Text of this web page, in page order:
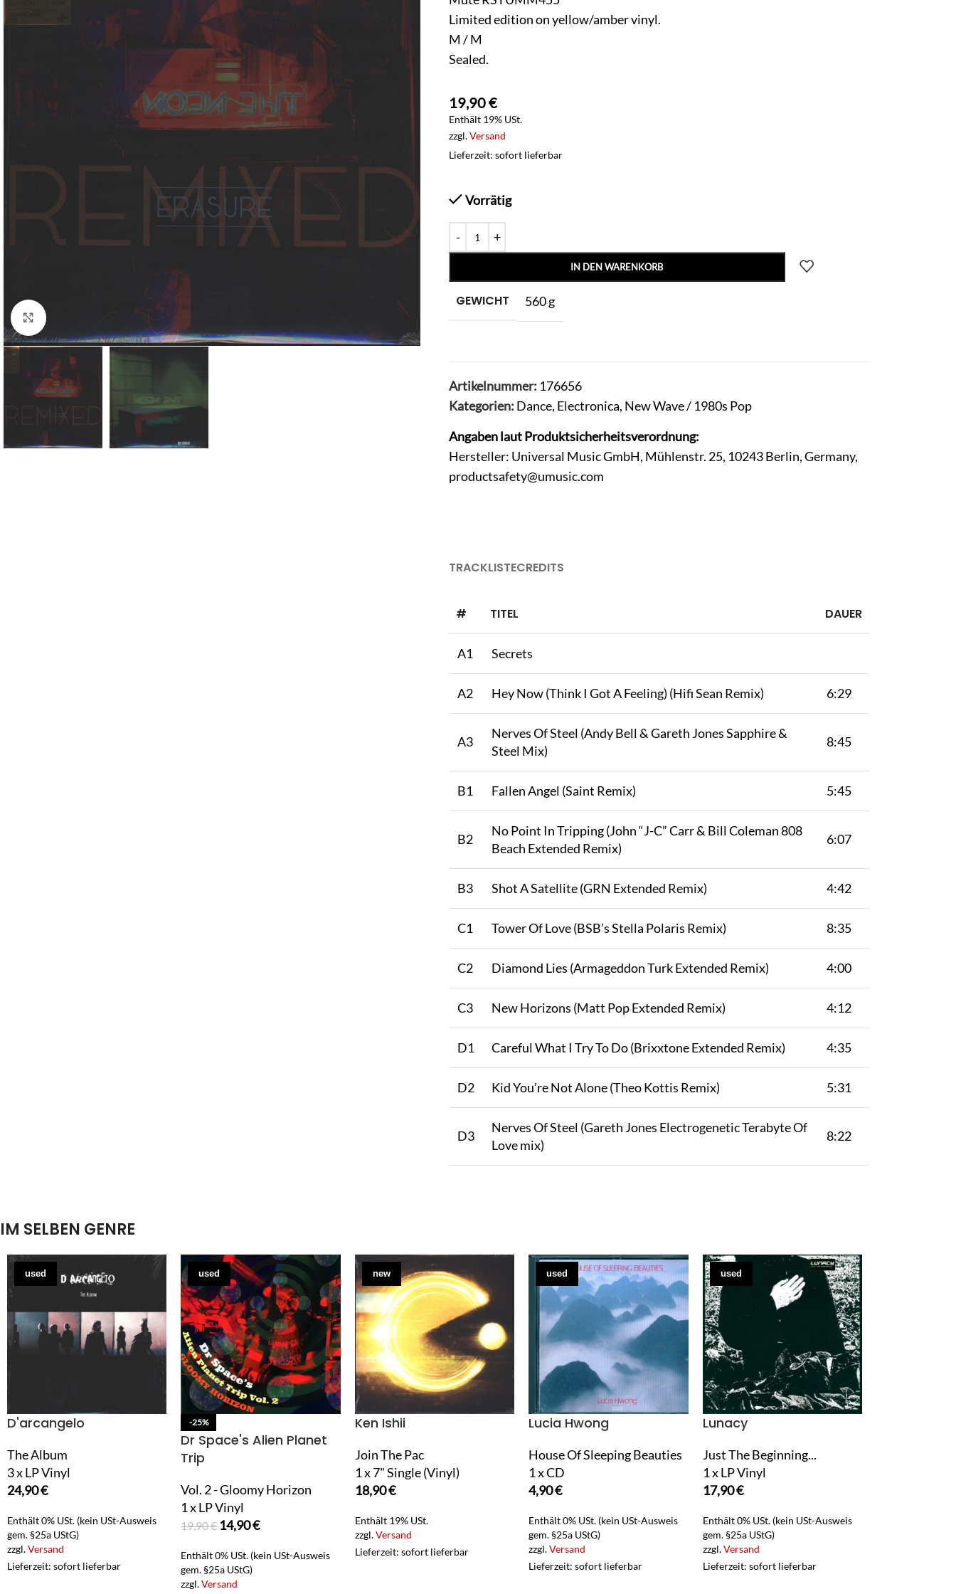
Klick zum Vergrößern
Limited edition on yellow/amber vinyl.
M / M
Sealed.
19,90€
Enthält 19% USt.
zzgl.Versand
Lieferzeit: sofort lieferbar
Vorrätig
IN DEN WARENKORB
GEWICHT 560 g
Artikelnummer: 176656
Kategorien: Dance, Electronica, New Wave / 1980s Pop
Angaben laut Produktsicherheitsverordnung:
Hersteller: Universal Music GmbH, Mühlenstr. 25, 10243 Berlin, Germany,
productsafety@umusic.com
TRACKLISTECREDITS
# TITEL DAUER
A1 Secrets
A2 Hey Now (Think I Got A Feeling) (Hifi Sean Remix) 6:29
A3
Nerves Of Steel (Andy Bell & Gareth Jones Sapphire &
Steel Mix)
8:45
B1 Fallen Angel (Saint Remix) 5:45
B2
No Point In Tripping (John “J-C” Carr & Bill Coleman 808
Beach Extended Remix)
6:07
B3 Shot A Satellite (GRN Extended Remix) 4:42
C1 Tower Of Love (BSB’s Stella Polaris Remix) 8:35
C2 Diamond Lies (Armageddon Turk Extended Remix) 4:00
C3 New Horizons (Matt Pop Extended Remix) 4:12
D1 Careful What I Try To Do (Brixxtone Extended Remix) 4:35
D2 Kid You’re Not Alone (Theo Kottis Remix) 5:31
D3
Nerves Of Steel (Gareth Jones Electrogenetic Terabyte Of
Love mix)
8:22
IM SELBEN GENRE
used
D'arcangelo
The Album
3 x LP Vinyl
24,90€
Enthält 0% USt. (kein USt-Ausweis
gem. §25a UStG)
zzgl.Versand
Lieferzeit: sofort lieferbar
used
-25%
Dr Space's Alien Planet
Trip
Vol. 2 - Gloomy Horizon
1 x LP Vinyl
19,90€ 14,90€
Enthält 0% USt. (kein USt-Ausweis
gem. §25a UStG)
zzgl.Versand
new
Ken Ishii
Join The Pac
1 x 7" Single (Vinyl)
18,90€
Enthält 19% USt.
zzgl.Versand
Lieferzeit: sofort lieferbar
used
Lucia Hwong
House Of Sleeping Beauties
1 x CD
4,90€
Enthält 0% USt. (kein USt-Ausweis
gem. §25a UStG)
zzgl.Versand
Lieferzeit: sofort lieferbar
used
Lunacy
Just The Beginning...
1 x LP Vinyl
17,90€
Enthält 0% USt. (kein USt-Ausweis
gem. §25a UStG)
zzgl.Versand
Lieferzeit: sofort lieferbar